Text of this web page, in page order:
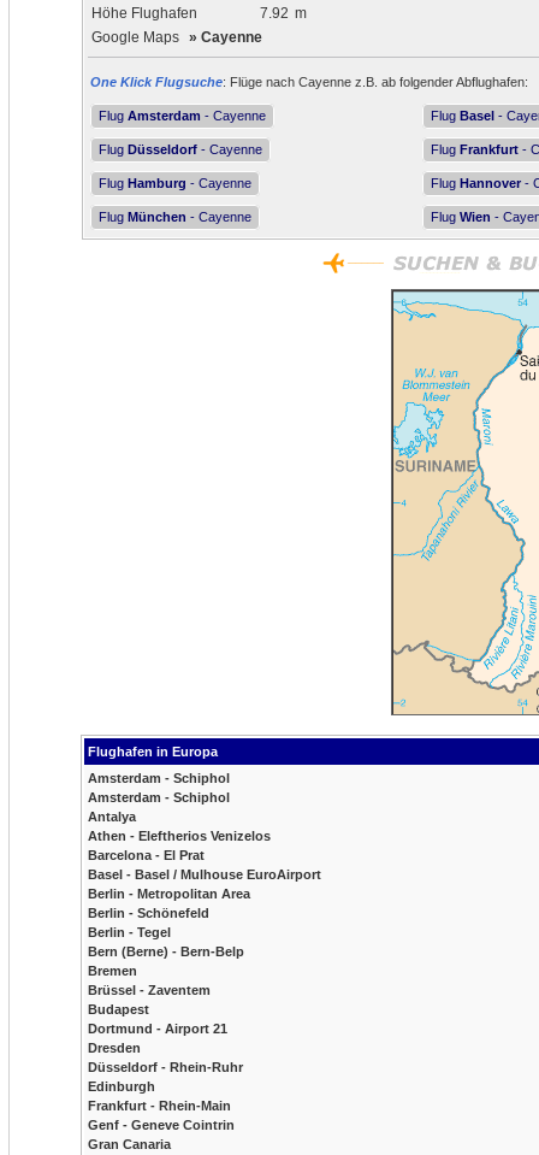
Höhe Flughafen
7.92 m
Google Maps » Cayenne
One Klick Flugsuche: Flüge nach Cayenne z.B. ab folgender Abflughafen:
Flug Amsterdam - Cayenne Flug Basel -
Flug Düsseldorf - Cayenne Flug Frankfurt -
Flug Hamburg - Cayenne Flug Hannover -
Flug München - Cayenne Flug Wien -
Flughafen in Europa
Amsterdam - Schiphol
Amsterdam - Schiphol
Antalya
Athen - Eleftherios Venizelos
Barcelona - El Prat
Basel - Basel / Mulhouse EuroAirport
Berlin - Metropolitan Area
Berlin - Schönefeld
Berlin - Tegel
Bern (Berne) - Bern-Belp
Bremen
Brüssel - Zaventem
Budapest
Dortmund - Airport 21
Dresden
Düsseldorf - Rhein-Ruhr
Edinburgh
Frankfurt - Rhein-Main
Genf - Geneve Cointrin
Gran Canaria